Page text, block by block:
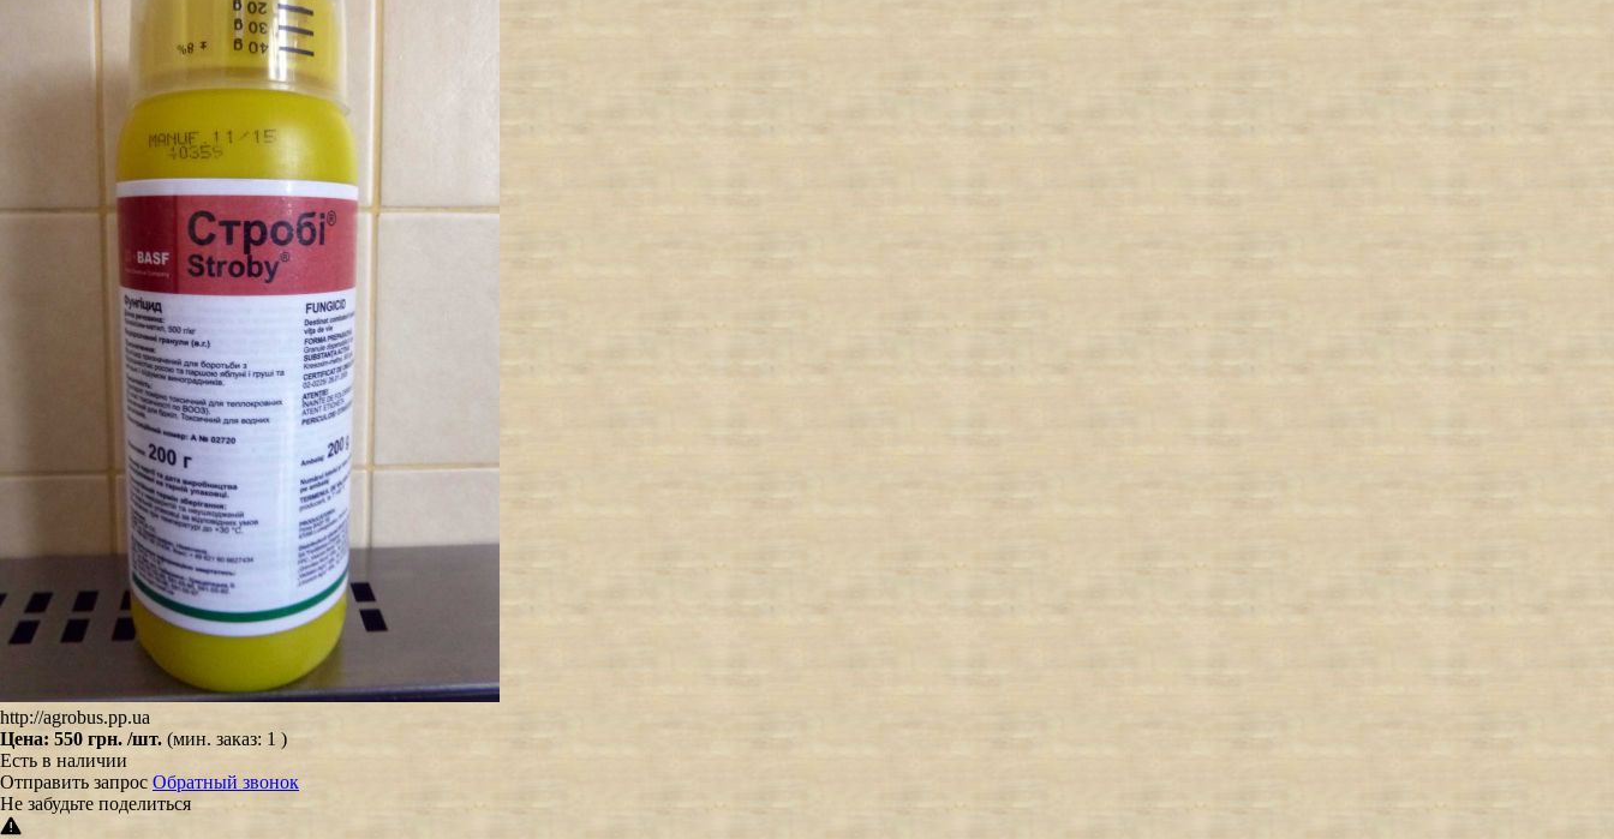
http://agrobus.pp.ua
Цена: 550 грн. /шт. (мин. заказ: 1 )
Есть в наличии
Отправить запрос Обратный звонок
Не забудьте поделиться